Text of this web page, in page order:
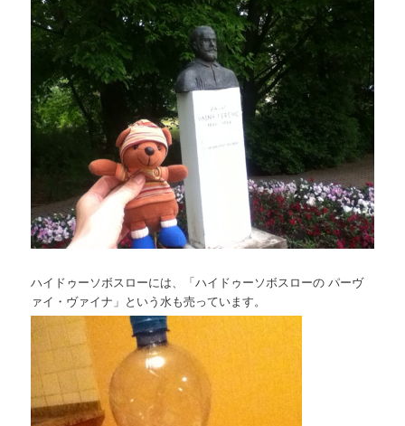
ハイドゥーソボスローには、「ハイドゥーソボスローの パーヴ
ァイ・ヴァイナ」という水も売っています。